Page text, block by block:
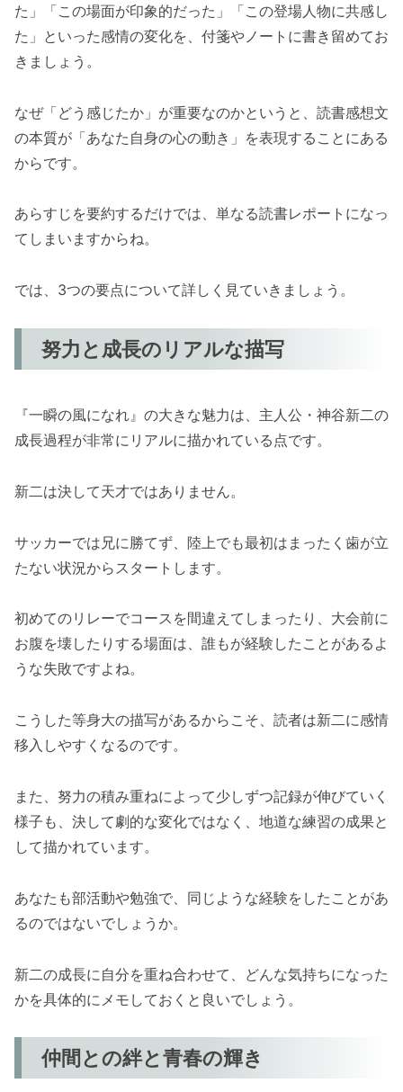
た」「この場面が印象的だった」「この登場人物に共感し
た」といった感情の変化を、付箋やノートに書き留めてお
きましょう。
なぜ「どう感じたか」が重要なのかというと、読書感想文
の本質が「あなた自身の心の動き」を表現することにある
からです。
あらすじを要約するだけでは、単なる読書レポートになっ
てしまいますからね。
では、3つの要点について詳しく見ていきましょう。
努力と成長のリアルな描写
『一瞬の風になれ』の大きな魅力は、主人公・神谷新二の
成長過程が非常にリアルに描かれている点です。
新二は決して天才ではありません。
サッカーでは兄に勝てず、陸上でも最初はまったく歯が立
たない状況からスタートします。
初めてのリレーでコースを間違えてしまったり、大会前に
お腹を壊したりする場面は、誰もが経験したことがあるよ
うな失敗ですよね。
こうした等身大の描写があるからこそ、読者は新二に感情
移入しやすくなるのです。
また、努力の積み重ねによって少しずつ記録が伸びていく
様子も、決して劇的な変化ではなく、地道な練習の成果と
して描かれています。
あなたも部活動や勉強で、同じような経験をしたことがあ
るのではないでしょうか。
新二の成長に自分を重ね合わせて、どんな気持ちになった
かを具体的にメモしておくと良いでしょう。
仲間との絆と青春の輝き